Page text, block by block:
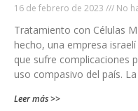
16 de febrero de 2023 No
Tratamiento con Células
hecho, una empresa
que sufre complicaciones
uso compasivo del país.
Leer más >>